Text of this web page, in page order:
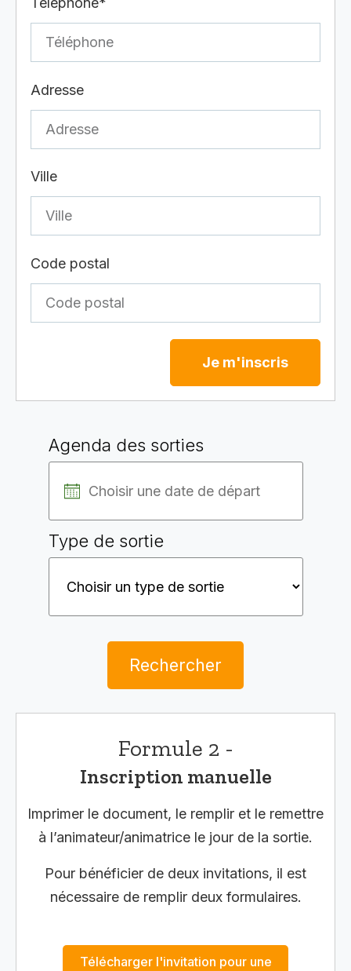
Adresse
Ville
Code postal
Je m'inscris
Agenda des sorties
Type de sortie
Rechercher
Formule 2 -
Inscription manuelle
Imprimer le document, le remplir et le remettre
à l’animateur/animatrice le jour de la sortie.
Pour bénéficier de deux invitations, il est
nécessaire de remplir deux formulaires.
Télécharger l'invitation pour une